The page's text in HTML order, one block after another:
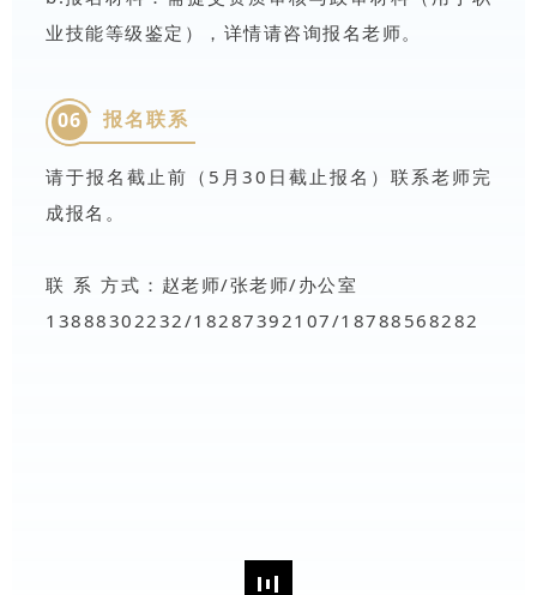
b.报名材料：需提交资质审核与政审材料（用于职
06 报名联系
请于报名截止前（5月30日截止报名）联系老师完
联 系 方式：赵老师/张老师/办公室